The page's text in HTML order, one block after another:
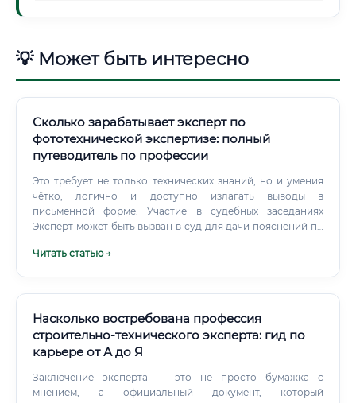
💡 Может быть интересно
Сколько зарабатывает эксперт по
фототехнической экспертизе: полный
путеводитель по профессии
Это требует не только технических знаний, но и умения
чётко, логично и доступно излагать выводы в
письменной форме. Участие в судебных заседаниях
Эксперт может быть вызван в суд для дачи пояснений по
Читать статью →
Насколько востребована профессия
строительно-технического эксперта: гид по
карьере от А до Я
Заключение эксперта — это не просто бумажка с
мнением, а официальный документ, который